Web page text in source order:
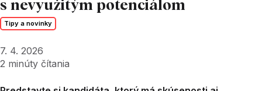
s nevyužitým potenciálom
Tipy a novinky
7. 4. 2026
2 minúty čítania